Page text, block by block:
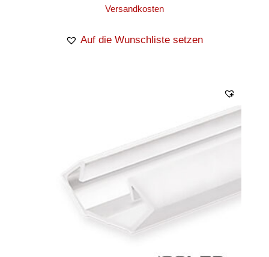
Versandkosten
Auf die Wunschliste setzen